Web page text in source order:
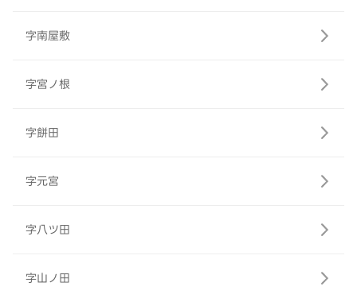
字南屋敷
字宮ノ根
字餅田
字元宮
字八ツ田
字山ノ田